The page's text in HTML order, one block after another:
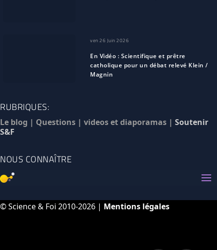
ven 26 Juin 2026
En Vidéo : Scientifique et prêtre
catholique pour un débat relevé Klein /
Magnin
RUBRIQUES:
Le blog | Questions | videos et diaporamas | Soutenir
S&F
NOUS CONNAÎTRE
© Science & Foi 2010-2026 | Mentions légales